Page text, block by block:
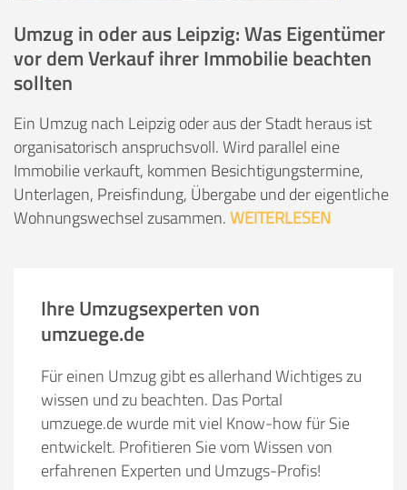
Umzug in oder aus Leipzig: Was Eigentümer
vor dem Verkauf ihrer Immobilie beachten
sollten
Ein Umzug nach Leipzig oder aus der Stadt heraus ist
organisatorisch anspruchsvoll. Wird parallel eine
Immobilie verkauft, kommen Besichtigungstermine,
Unterlagen, Preisfindung, Übergabe und der eigentliche
Wohnungswechsel zusammen.WEITERLESEN
Ihre Umzugsexperten von
umzuege.de
Für einen Umzug gibt es allerhand Wichtiges zu
wissen und zu beachten. Das Portal
umzuege.de wurde mit viel Know-how für Sie
entwickelt. Profitieren Sie vom Wissen von
erfahrenen Experten und Umzugs-Profis!